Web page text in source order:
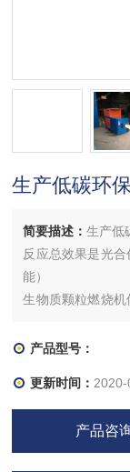
生产低碳环
简要描述：生产低
反应总效果是光
能）
生物质颗粒燃烧
率高、 污染物排
物质燃料（秸秆、
放热的化学反应
产品型号：
更新时间：
产品咨